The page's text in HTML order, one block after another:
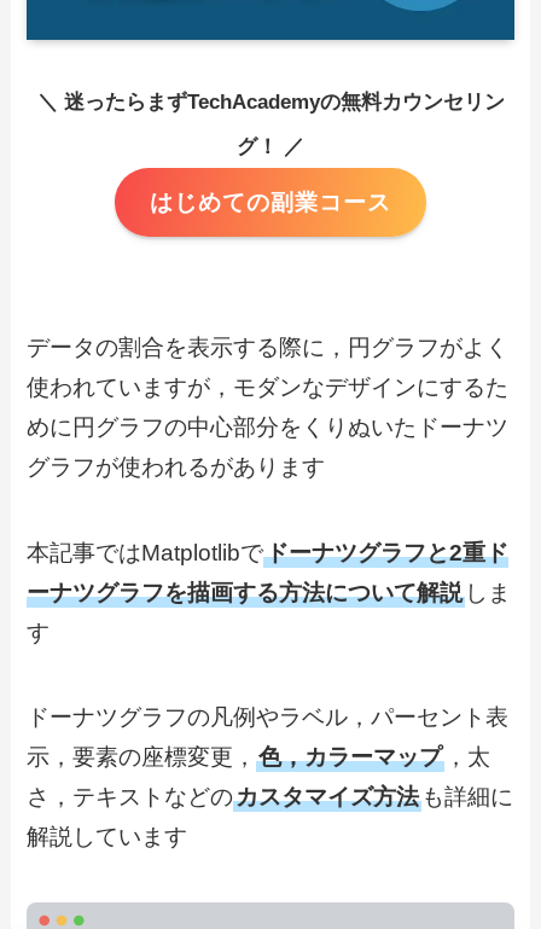
＼ 迷ったらまずTechAcademyの無料カウンセリン
グ！ ／
はじめての副業コース
データの割合を表示する際に，円グラフがよく
使われていますが，モダンなデザインにするた
めに円グラフの中心部分をくりぬいたドーナツ
グラフが使われるがあります
本記事ではMatplotlibでドーナツグラフと2重ド
ーナツグラフを描画する方法について解説 しま
す
ドーナツグラフの凡例やラベル，パーセント表
示，要素の座標変更，色，カラーマップ ，太
さ，テキストなどのカスタマイズ方法 も詳細に
解説しています